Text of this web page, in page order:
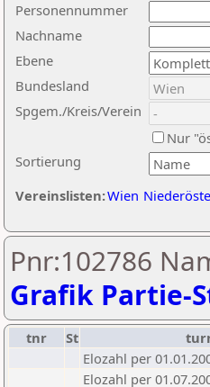
Nachname
Ebene
Sortierung
Personennummer
Bundesland
Spgem./Kreis/Verein
Nur
Vereinslisten:Wien
Pnr:102786
Grafik Partie-
tnr St
Elozahl per
Elozahl per